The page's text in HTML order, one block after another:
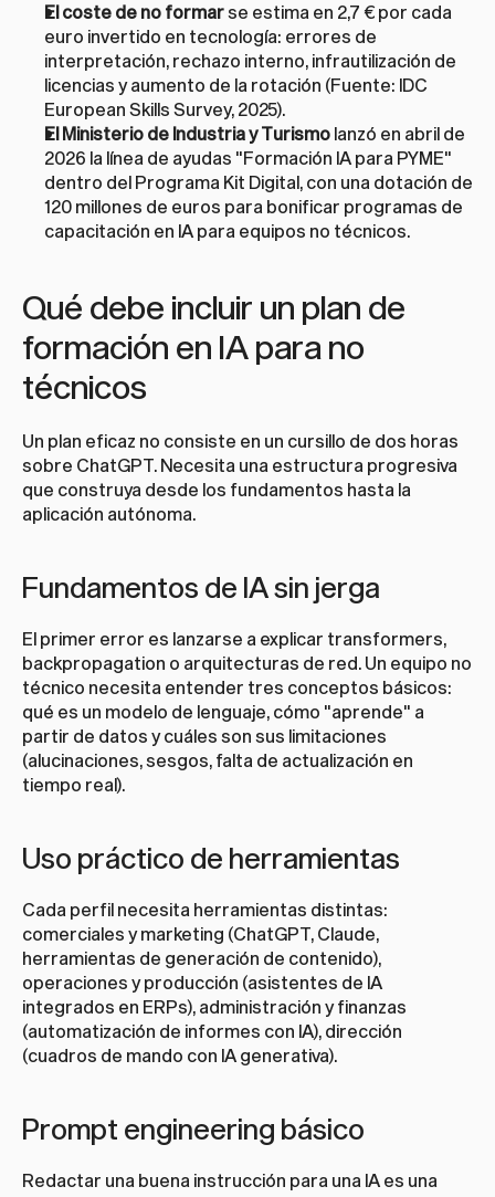
El coste de no formar se estima en 2,7 € por cada
euro invertido en tecnología: errores de
interpretación, rechazo interno, infrautilización de
licencias y aumento de la rotación (Fuente: IDC
European Skills Survey, 2025).
El Ministerio de Industria y Turismo lanzó en abril de
2026 la línea de ayudas "Formación IA para PYME"
dentro del Programa Kit Digital, con una dotación de
120 millones de euros para bonificar programas de
capacitación en IA para equipos no técnicos.
Qué debe incluir un plan de
formación en IA para no
técnicos
Un plan eficaz no consiste en un cursillo de dos horas
sobre ChatGPT. Necesita una estructura progresiva
que construya desde los fundamentos hasta la
aplicación autónoma.
Fundamentos de IA sin jerga
El primer error es lanzarse a explicar transformers,
backpropagation o arquitecturas de red. Un equipo no
técnico necesita entender tres conceptos básicos:
qué es un modelo de lenguaje, cómo "aprende" a
partir de datos y cuáles son sus limitaciones
(alucinaciones, sesgos, falta de actualización en
tiempo real).
Uso práctico de herramientas
Cada perfil necesita herramientas distintas:
comerciales y marketing (ChatGPT, Claude,
herramientas de generación de contenido),
operaciones y producción (asistentes de IA
integrados en ERPs), administración y finanzas
(automatización de informes con IA), dirección
(cuadros de mando con IA generativa).
Prompt engineering básico
Redactar una buena instrucción para una IA es una